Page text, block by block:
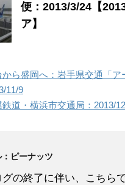
便：2013/3/24【
ア】
から盛岡へ：岩手県交通「ア
11/9
鉄道・横浜市交通局：2013/
ピーナッツ
グの終了に伴い、こちら